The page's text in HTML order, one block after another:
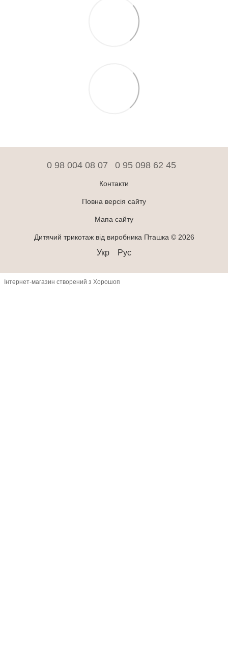
0 98 004 08 07 0 95 098 62 45
Контакти
Повна версія сайту
Мапа сайту
Дитячий трикотаж від виробника Пташка © 2026
Укр Рус
Інтернет-магазин створений з Хорошоп